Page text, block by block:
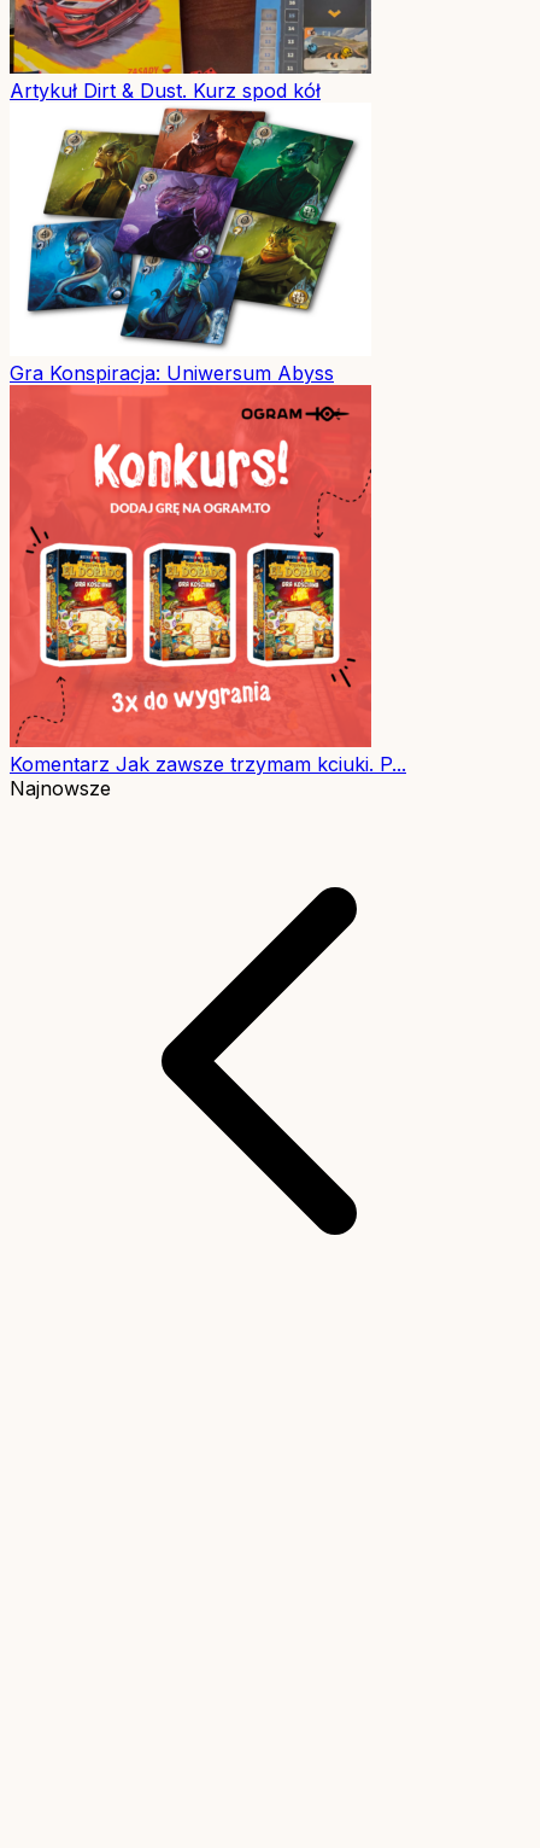
Artykuł Dirt & Dust. Kurz spod kół
Gra Konspiracja: Uniwersum Abyss
Komentarz Jak zawsze trzymam kciuki. P...
Najnowsze